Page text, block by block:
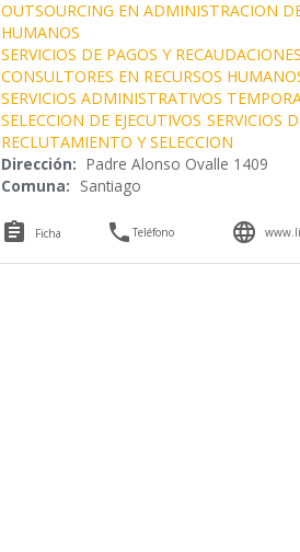
OUTSOURCING EN ADMINISTRACION
HUMANOS
SERVICIOS DE PAGOS Y
CONSULTORES EN RECURSOS
SERVICIOS ADMINISTRATIVOS
SELECCION DE EJECUTIVOS SERVICIOS
RECLUTAMIENTO Y SELECCION
Dirección: Padre Alonso Ovalle 1409
Comuna: Santiago
 Ficha Teléfono 